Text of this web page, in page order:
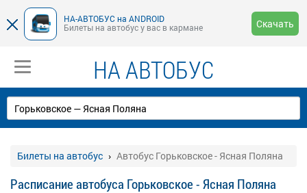
НА-АВТОБУС на ANDROID
Билеты на автобус у вас в кармане
Скачать
НА АВТОБУС
Билеты на автобус Автобус Горьковское - Ясная Поляна
Расписание автобуса Горьковское - Ясная Поляна